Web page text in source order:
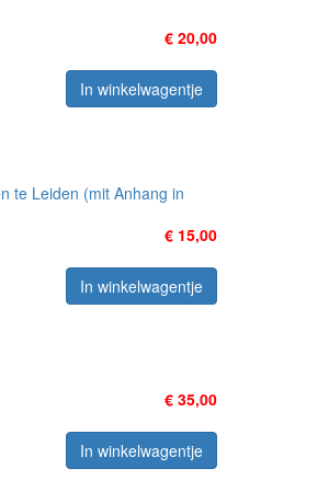
€ 20,00
In winkelwagentje
te Leiden (mit Anhang in
€ 15,00
In winkelwagentje
€ 35,00
In winkelwagentje